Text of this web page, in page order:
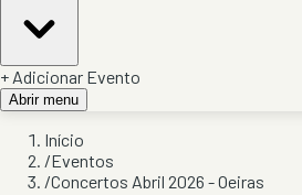
+ Adicionar Evento
Abrir menu
Início
/Eventos
/Concertos Abril 2026 - Oeiras